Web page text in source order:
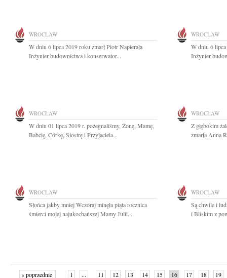
WROCŁAW
W dniu 6 lipca 2019 roku zmarł Piotr Napierała
Inżynier budownictwa i konserwator...
WROCŁAW
W dniu 6 lipca
Inżynier
WROCŁAW
W dniu 01 lipca 2019 r. pożegnaliśmy, Żonę, Mamę,
Babcię, Córkę, Siostrę i Przyjaciela...
WROCŁAW
Z głębokim
zmarła Anna
WROCŁAW
Słońca jakby mniej Wczoraj minęła piąta rocznica
śmierci mojej najukochańszej Mamy Julii...
WROCŁAW
Są chwile i
i Bliskim z
« poprzednie 1 ... 11 12 13 14 15 16 17 18 19